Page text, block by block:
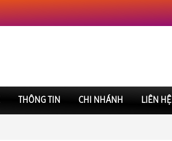
THÔNG TIN CHI NHÁNH LIÊN HỆ